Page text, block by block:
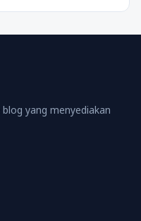
yang menyediakan